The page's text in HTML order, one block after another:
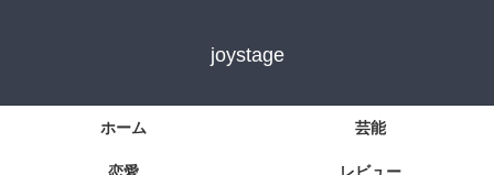
joystage
ホーム 芸能